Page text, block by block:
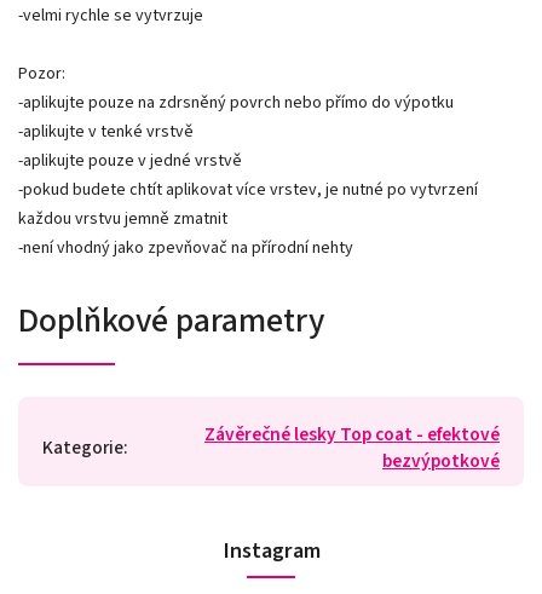
-velmi rychle se vytvrzuje
Pozor:
-aplikujte pouze na zdrsněný povrch nebo přímo do výpotku
-aplikujte v tenké vrstvě
-aplikujte pouze v jedné vrstvě
-pokud budete chtít aplikovat více vrstev, je nutné po vytvrzení
každou vrstvu jemně zmatnit
-není vhodný jako zpevňovač na přírodní nehty
Doplňkové parametry
Kategorie:
Závěrečné lesky Top coat - efektové
bezvýpotkové
Instagram